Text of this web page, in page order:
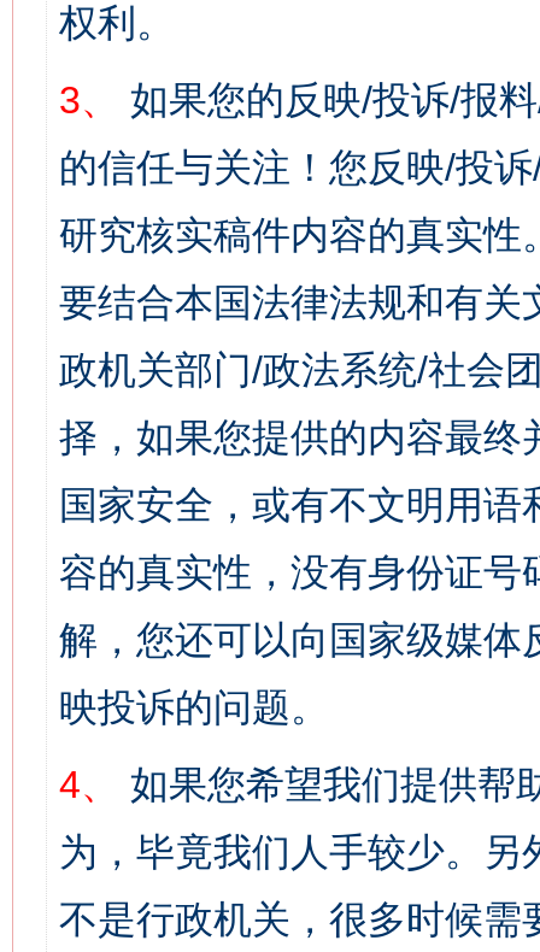
权利。
3、
如果您的反映/投诉/报
的信任与关注！您反映/投
研究核实稿件内容的真实
要结合本国法律法规和有关
政机关部门/政法系统/社会
择，如果您提供的内容最
国家安全，或有不文明用
容的真实性，没有身份证
解，您还可以向国家级媒
映投诉的问题。
4、
如果您希望我们提供帮
为，毕竟我们人手较少。
不是行政机关，很多时候